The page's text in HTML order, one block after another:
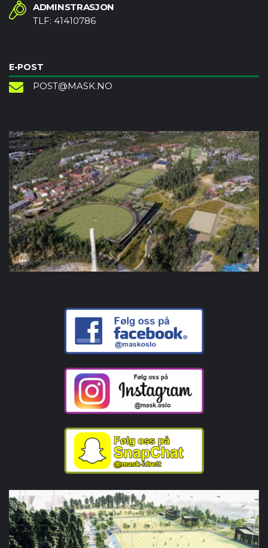
ADMINSTRASJON
TLF: 41410786
E-POST
POST@MASK.NO